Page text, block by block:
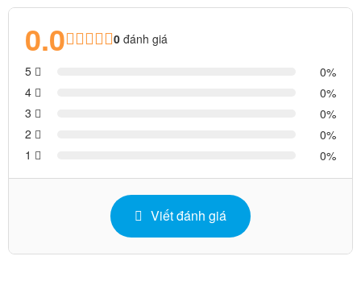
0.0 0 đánh giá
5
0
4
0
3
0
2
0
1
0
Viết đánh giá